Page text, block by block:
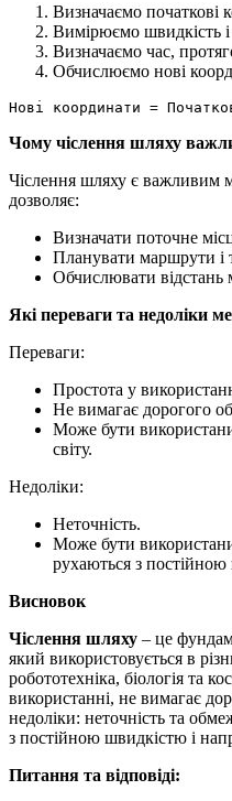
Визначаємо початкові
Вимірюємо швидкість
Визначаємо час,
Обчислюємо нові
Чому чіслення шляху
Чіслення шляху є важливим
дозволяє:
Визначати поточне
Планувати маршрути і
Обчислювати відстань
Які переваги та недоліки
Переваги:
Простота у
Не вимагає дорогого
Може бути
світу.
Недоліки:
Неточність.
Може бути
рухаються з
Висновок
Чіслення шляху – це
який використовується в
робототехніка, біологія та
використанні, не вимагає
недоліки: неточність та
з постійною швидкістю і
Питання та відповіді: